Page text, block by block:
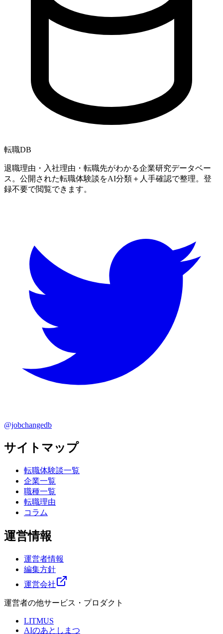
転職DB
退職理由・入社理由・転職先がわかる企業研究データベー
ス。公開された転職体験談をAI分類＋人手確認で整理。登
録不要で閲覧できます。
@jobchangedb
サイトマップ
転職体験談一覧
企業一覧
職種一覧
転職理由
コラム
運営情報
運営者情報
編集方針
運営会社
運営者の他サービス・プロダクト
LITMUS
AIのあとしまつ